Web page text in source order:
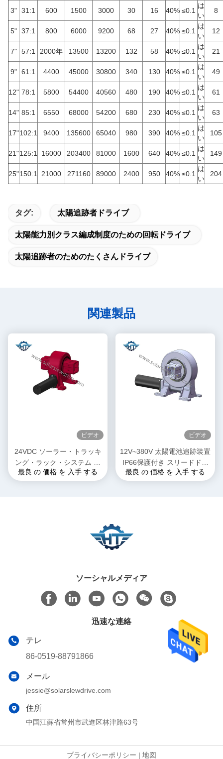
3" 31:1 600 1500 3000 30 16 40% ≤0.1
は
い
8
5" 37:1 800 6000 9200 68 27 40% ≤0.1
は
い
12
7" 57:1 2000年 13500 13200 132 58 40% ≤0.1
は
い
21
9" 61:1 4400 45000 30800 340 130 40% ≤0.1
は
い
49
12" 78:1 5800 54400 40560 480 190 40% ≤0.1
は
い
61
14" 85:1 6550 68000 54200 680 230 40% ≤0.1
は
い
63
17"102:1 9400 135600 65040 980 390 40% ≤0.1
は
い
105
21"125:1 16000 203400 81000 1600 640 40% ≤0.1
は
い
149
25"150:1 21000 271160 89000 2400 950 40% ≤0.1
は
い
204
タグ: 太陽追跡者ドライブ
太陽能力別クラス編成制度のための回転ドライブ
太陽追跡者のためのたくさんドライブ
関連製品
ビデオ
24VDC ソーラー・トラッキ
ング・ラック・システム シ
ングル・アクシス/デュア
最良 の 価格 を 入手 する
ビデオ
12V~380V 太陽電池追跡装置
IP66保護付き スリードドラ
イブ
最良 の 価格 を 入手 する
ソーシャルメディア
迅速な連絡
テレ
86-0519-88791866
メール
jessie@solarslewdrive.com
住所
中国江蘇省常州市武進区林津路63号
プライバシーポリシー | 地図